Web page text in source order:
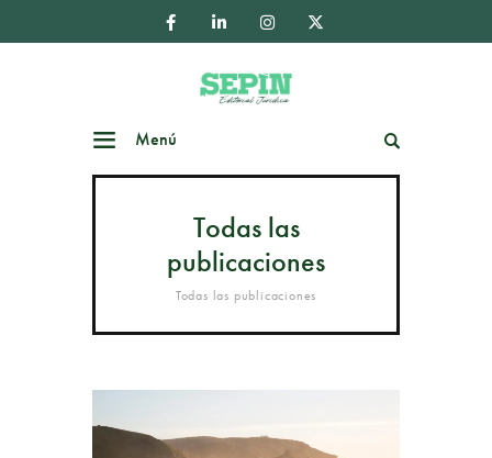
Menú
Todas las
publicaciones
Todas las publicaciones